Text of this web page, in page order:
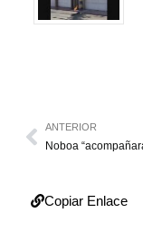
ANTERIOR
Copiar Enlace